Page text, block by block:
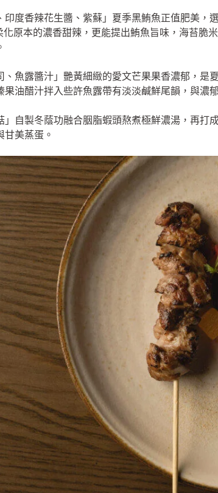
印度香辣花生醬、紫蘇」夏季黑鮪魚正值肥美
化原本的濃香甜辣，更能提出鮪魚旨味，海苔脆
、魚露醬汁」艷黃細緻的愛文芒果果香濃郁，
油醋汁拌入些許魚露帶有淡淡鹹鮮尾韻，與濃
」自製冬蔭功融合胭脂蝦頭熬煮極鮮濃湯，再打
甘美蒸蛋。